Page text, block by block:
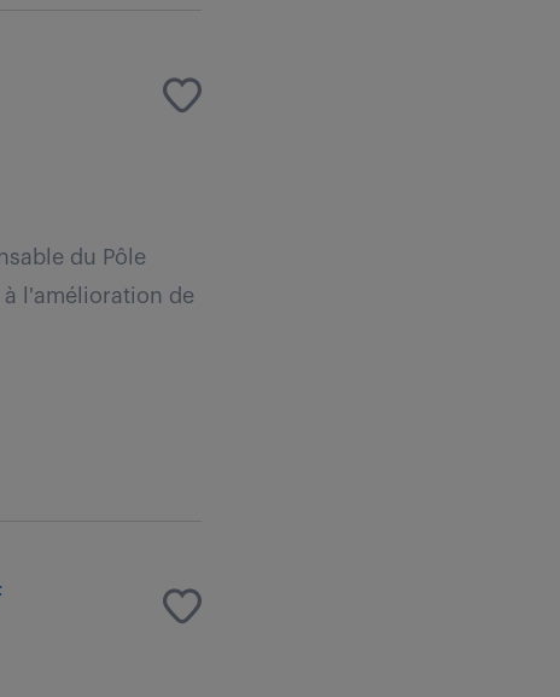
du Pôle
l'amélioration de